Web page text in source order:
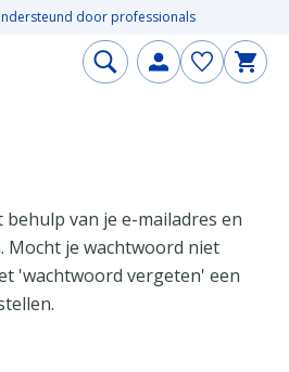
door professionals
van je e-mailadres en
Mocht je wachtwoord niet
'wachtwoord vergeten' een